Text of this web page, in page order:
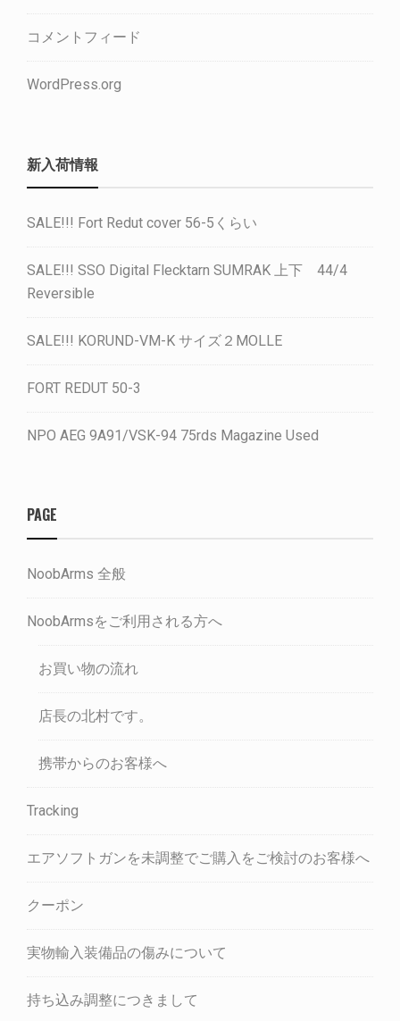
コメントフィード
WordPress.org
新入荷情報
SALE!!! Fort Redut cover 56-5くらい
SALE!!! SSO Digital Flecktarn SUMRAK 上下 44/4
Reversible
SALE!!! KORUND-VM-K サイズ２MOLLE
FORT REDUT 50-3
NPO AEG 9A91/VSK-94 75rds Magazine Used
PAGE
NoobArms 全般
NoobArmsをご利用される方へ
お買い物の流れ
店長の北村です。
携帯からのお客様へ
Tracking
エアソフトガンを未調整でご購入をご検討のお客様へ
クーポン
実物輸入装備品の傷みについて
持ち込み調整につきまして